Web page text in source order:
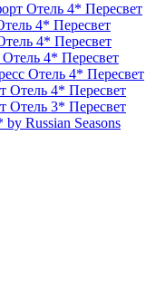
Отель 4* Пересвет
4* Пересвет
4* Пересвет
4* Пересвет
Отель 4* Пересвет
Отель 4* Пересвет
Отель 3* Пересвет
Russian Seasons